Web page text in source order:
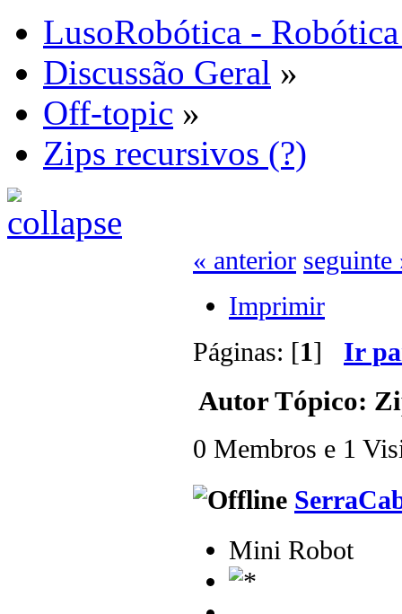
LusoRobótica -
Discussão Geral »
Off-topic »
Zips recursivos (?)
« anterior seguinte
Imprimir
Páginas: [1] Ir
AutorTópico:
0 Membros e 1
Mini Robot